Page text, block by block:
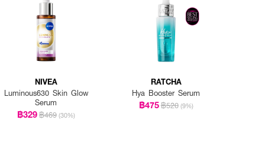
NIVEA
Luminous630 Skin Glow
Serum
฿329฿469 (30%)
RATCHA
Hya Booster Serum
฿475฿520 (9%)